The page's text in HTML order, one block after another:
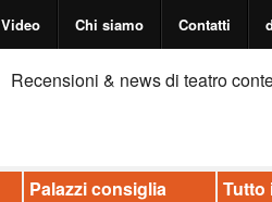
Video Chi siamo Contatti
Recensioni & news di teatro
Palazzi consiglia Tutto